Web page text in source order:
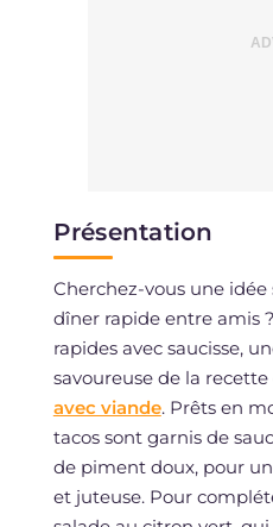
Présentation
Cherchez-vous une
dîner rapide entre amis
rapides avec saucisse,
savoureuse de la recette
avec viande. Prêts en
tacos sont garnis de
de piment doux, pour
et juteuse. Pour